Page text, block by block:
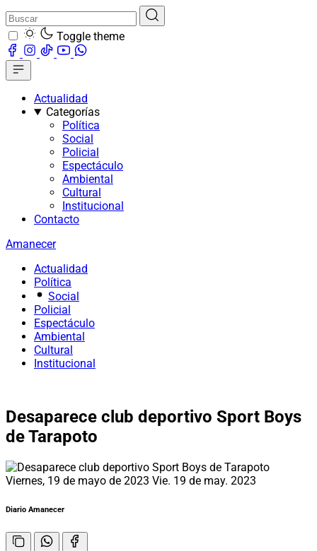
Toggle theme
Actualidad
Categorías
Política
Social
Policial
Espectáculo
Ambiental
Cultural
Institucional
Contacto
Amanecer
Actualidad
Política
Social
Policial
Espectáculo
Ambiental
Cultural
Institucional
Desaparece club deportivo Sport Boys
de Tarapoto
Viernes, 19 de mayo de 2023 Vie. 19 de may. 2023
Diario Amanecer